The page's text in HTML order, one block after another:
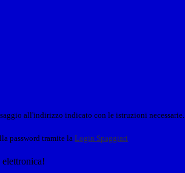
all'indirizzo indicato con le istruzioni necessarie.
password tramite la Login Spaggiari